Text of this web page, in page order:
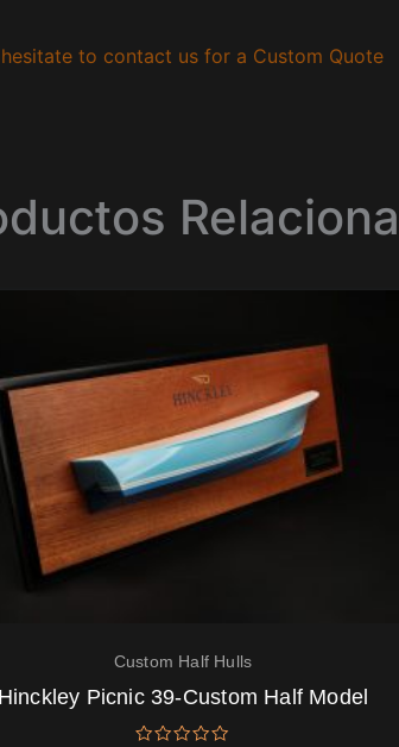
to contact us for a Custom Quote
Custom Half Hulls
Picnic 39-Custom Half Model